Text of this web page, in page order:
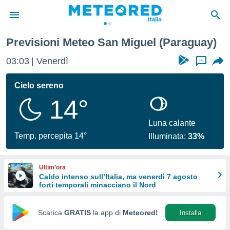
di
per
le
di
Web
Previsioni Meteo San Miguel (Paraguay)
03:03 Venerdì ...
Cielo sereno
14°
Temp. percepita 14°
Luna calante
Illuminata:33%
Ultim’ora
Caldo intenso sull’Italia, ma venerdì 7 agosto
forti temporali minacciano il Nord
Scarica GRATIS la app di Meteored! Installa